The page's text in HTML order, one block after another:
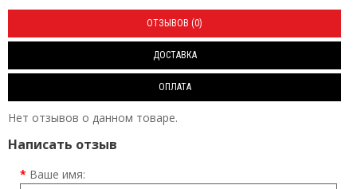
ОТЗЫВОВ (0)
ДОСТАВКА
ОПЛАТА
Нет отзывов о данном товаре.
Написать отзыв
Ваше имя: